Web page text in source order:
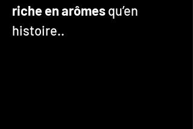
riche en arômesqu’en
histoire..